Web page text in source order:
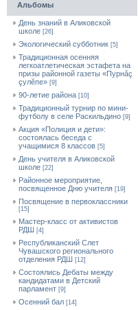
Альбомы
День знаний в Аликовской
школе [26]
Экологический субботник [5]
Традиционная осенняя
легкоатлетическая эстафета на
призы районной газеты «Пурнăç
çулĕпе» [9]
90-летие района [10]
Традиционный турнир по мини-
футболу в селе Раскильдино [9]
Акция «Полиция и дети»:
состоялась беседа с
учащимися 8 классов [5]
День учителя в Аликовской
школе [22]
Районное мероприятие,
посвященное Дню учителя [19]
Посвящение в первоклассники
[15]
Мастер-класс от активистов
РДШ [4]
Республиканский Слет
Чувашского регионального
отделения РДШ [12]
Состоялись Дебаты между
кандидатами в Детский
парламент [9]
Осенний бал [14]